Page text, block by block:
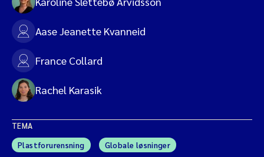
Aase Jeanette Kvanneid
France Collard
Rachel Karasik
TEMA
Plastforurensning
Globale løsninger